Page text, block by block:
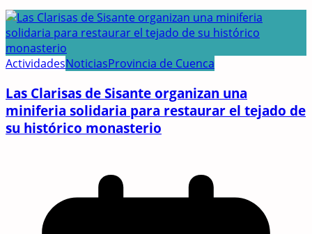
ActividadesNoticiasProvincia de Cuenca
Las Clarisas de Sisante organizan una
miniferia solidaria para restaurar el tejado de
su histórico monasterio